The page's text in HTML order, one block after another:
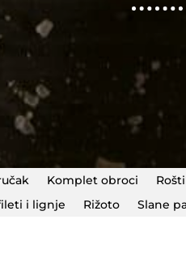
Komplet obroci
i lignje Rižoto Slane